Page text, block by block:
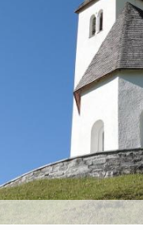
CODICI